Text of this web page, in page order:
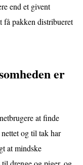
end et givent
få pakken distribueret
er
at finde
og til tak har
at mindske